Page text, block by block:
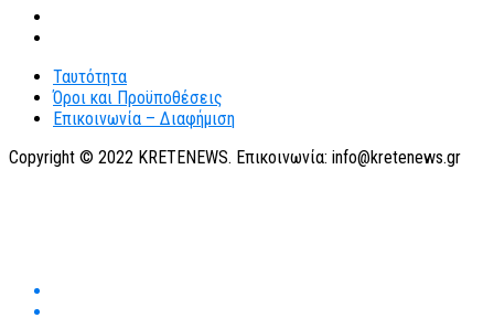
Ταυτότητα
Όροι και Προϋποθέσεις
Επικοινωνία – Διαφήμιση
Copyright © 2022 KRETENEWS. Επικοινωνία: info@kretenews.gr